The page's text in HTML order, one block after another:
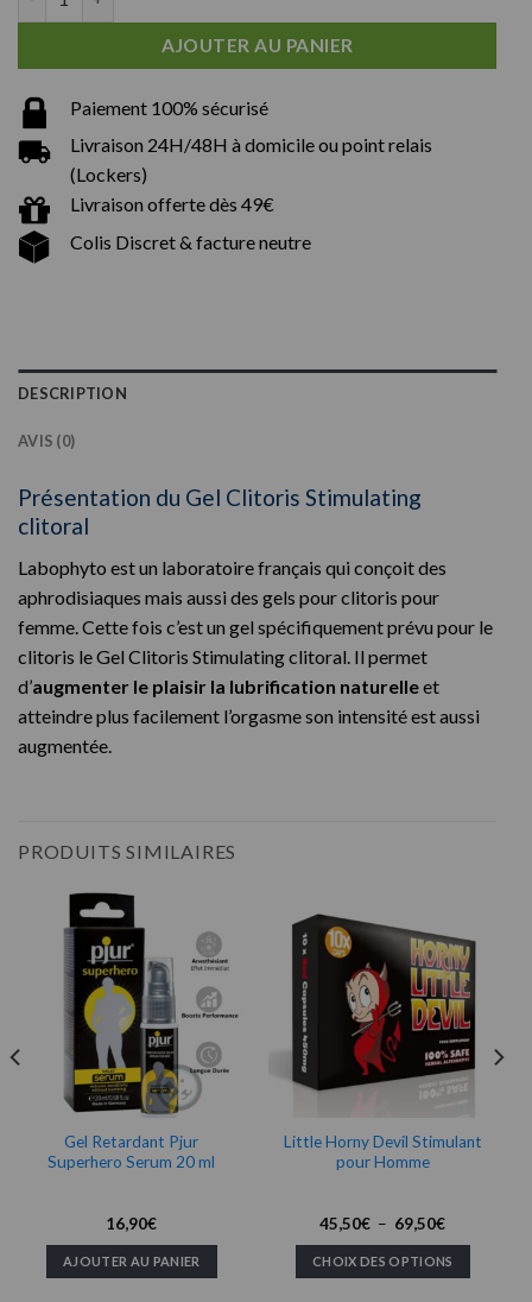
AJOUTER AU PANIER
Paiement 100% sécurisé
Livraison 24H/48H à domicile ou point relais
(Lockers)
Livraison offerte dès 49€
Colis Discret & facture neutre
DESCRIPTION
AVIS (0)
Présentation du Gel Clitoris Stimulating
clitoral
Labophyto est un laboratoire français qui conçoit des
aphrodisiaques mais aussi des gels pour clitoris pour
femme. Cette fois c’est un gel spécifiquement prévu pour le
clitoris le Gel Clitoris Stimulating clitoral. Il permet
d’augmenter le plaisir la lubrification naturelleet
atteindre plus facilement l’orgasme son intensité est aussi
augmentée.
PRODUITS SIMILAIRES
Gel Retardant Pjur
Superhero Serum 20 ml
16,90€
AJOUTER AU PANIER
Little Horny Devil Stimulant
pour Homme
45,50€ – 69,50€Plage
prix :
45,50€
à
CHOIX DES OPTIONS